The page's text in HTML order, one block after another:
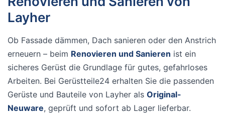
Layher
Ob Fassade dämmen, Dach sanieren oder den Anstrich
erneuern – beim Renovieren und Sanieren ist ein
sicheres Gerüst die Grundlage für gutes, gefahrloses
Arbeiten. Bei Gerüstteile24 erhalten Sie die passenden
Gerüste und Bauteile von Layher als Original-
Neuware, geprüft und sofort ab Lager lieferbar.